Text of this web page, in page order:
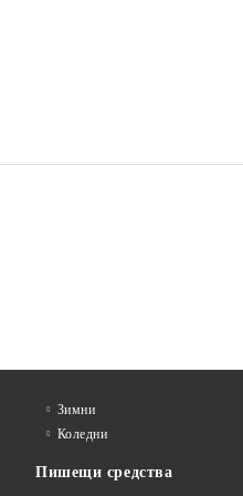
Зимни
Коледни
Пишещи средства